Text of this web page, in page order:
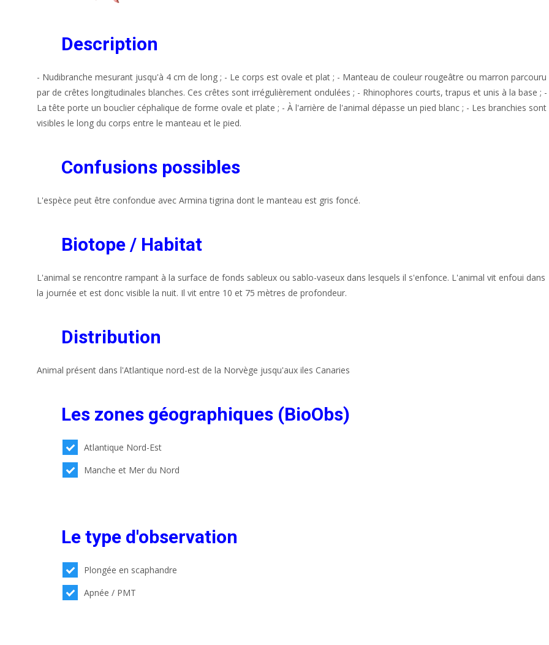
Description
- Nudibranche mesurant jusqu'à 4 cm de long ; - Le corps est ovale et plat ; - Manteau de couleur rougeâtre ou marron parcouru
par de crêtes longitudinales blanches. Ces crêtes sont irrégulièrement ondulées ; - Rhinophores courts, trapus et unis à la base ; -
La tête porte un bouclier céphalique de forme ovale et plate ; - À l'arrière de l'animal dépasse un pied blanc ; - Les branchies sont
visibles le long du corps entre le manteau et le pied.
Confusions possibles
L'espèce peut être confondue avec Armina tigrina dont le manteau est gris foncé.
Biotope / Habitat
L'animal se rencontre rampant à la surface de fonds sableux ou sablo-vaseux dans lesquels il s'enfonce. L'animal vit enfoui dans
la journée et est donc visible la nuit. Il vit entre 10 et 75 mètres de profondeur.
Distribution
Animal présent dans l'Atlantique nord-est de la Norvège jusqu'aux iles Canaries
Les zones géographiques (BioObs)
Atlantique Nord-Est
Manche et Mer du Nord
Le type d'observation
Plongée en scaphandre
Apnée / PMT